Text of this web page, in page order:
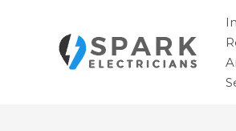
contenido